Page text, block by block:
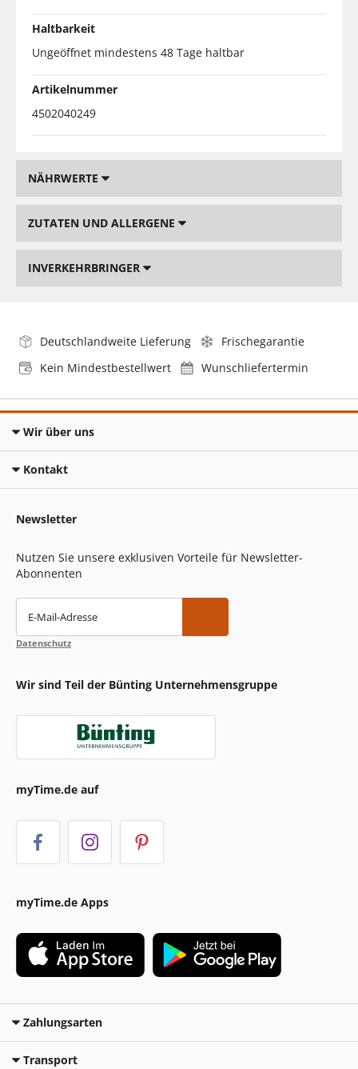
Haltbarkeit
Ungeöffnet mindestens 48 Tage haltbar
Artikelnummer
4502040249
NÄHRWERTE
ZUTATEN UND ALLERGENE
INVERKEHRBRINGER
Deutschlandweite Lieferung
Frischegarantie
Kein Mindestbestellwert
Wunschliefertermin
Wir über uns
Kontakt
Newsletter
Nutzen Sie unsere exklusiven Vorteile für Newsletter-
Abonnenten
E-Mail-Adresse
Datenschutz
Wir sind Teil der Bünting Unternehmensgruppe
myTime.de auf
myTime.de Apps
Zahlungsarten
Transport